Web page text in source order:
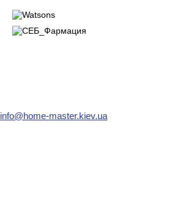
info@home-master.kiev.ua